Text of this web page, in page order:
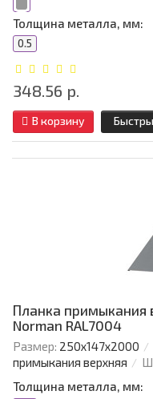
Толщина металла, мм:
0.5
348.56 р.
В корзину
Планка примыкания
Norman RAL7004
Размер: 250х147х2000
примыкания верхняя
Толщина металла, мм: